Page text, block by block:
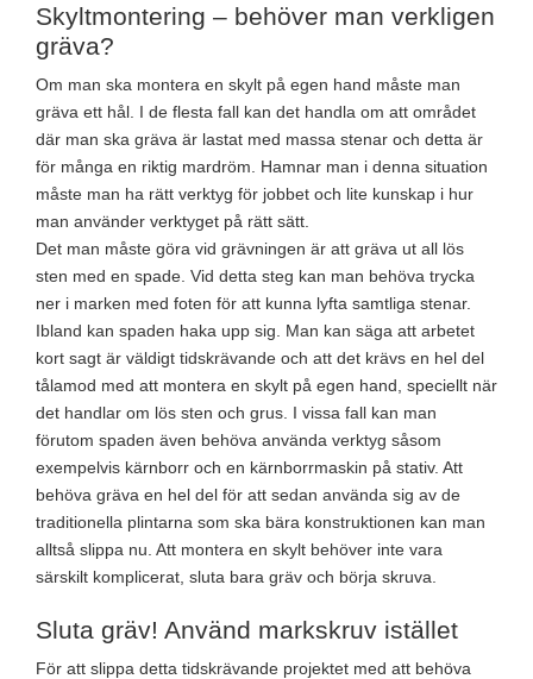
Skyltmontering – behöver man verkligen
gräva?
Om man ska montera en skylt på egen hand måste man
gräva ett hål. I de flesta fall kan det handla om att området
där man ska gräva är lastat med massa stenar och detta är
för många en riktig mardröm. Hamnar man i denna situation
måste man ha rätt verktyg för jobbet och lite kunskap i hur
man använder verktyget på rätt sätt.
Det man måste göra vid grävningen är att gräva ut all lös
sten med en spade. Vid detta steg kan man behöva trycka
ner i marken med foten för att kunna lyfta samtliga stenar.
Ibland kan spaden haka upp sig. Man kan säga att arbetet
kort sagt är väldigt tidskrävande och att det krävs en hel del
tålamod med att montera en skylt på egen hand, speciellt när
det handlar om lös sten och grus. I vissa fall kan man
förutom spaden även behöva använda verktyg såsom
exempelvis kärnborr och en kärnborrmaskin på stativ. Att
behöva gräva en hel del för att sedan använda sig av de
traditionella plintarna som ska bära konstruktionen kan man
alltså slippa nu. Att montera en skylt behöver inte vara
särskilt komplicerat, sluta bara gräv och börja skruva.
Sluta gräv! Använd markskruv istället
För att slippa detta tidskrävande projektet med att behöva